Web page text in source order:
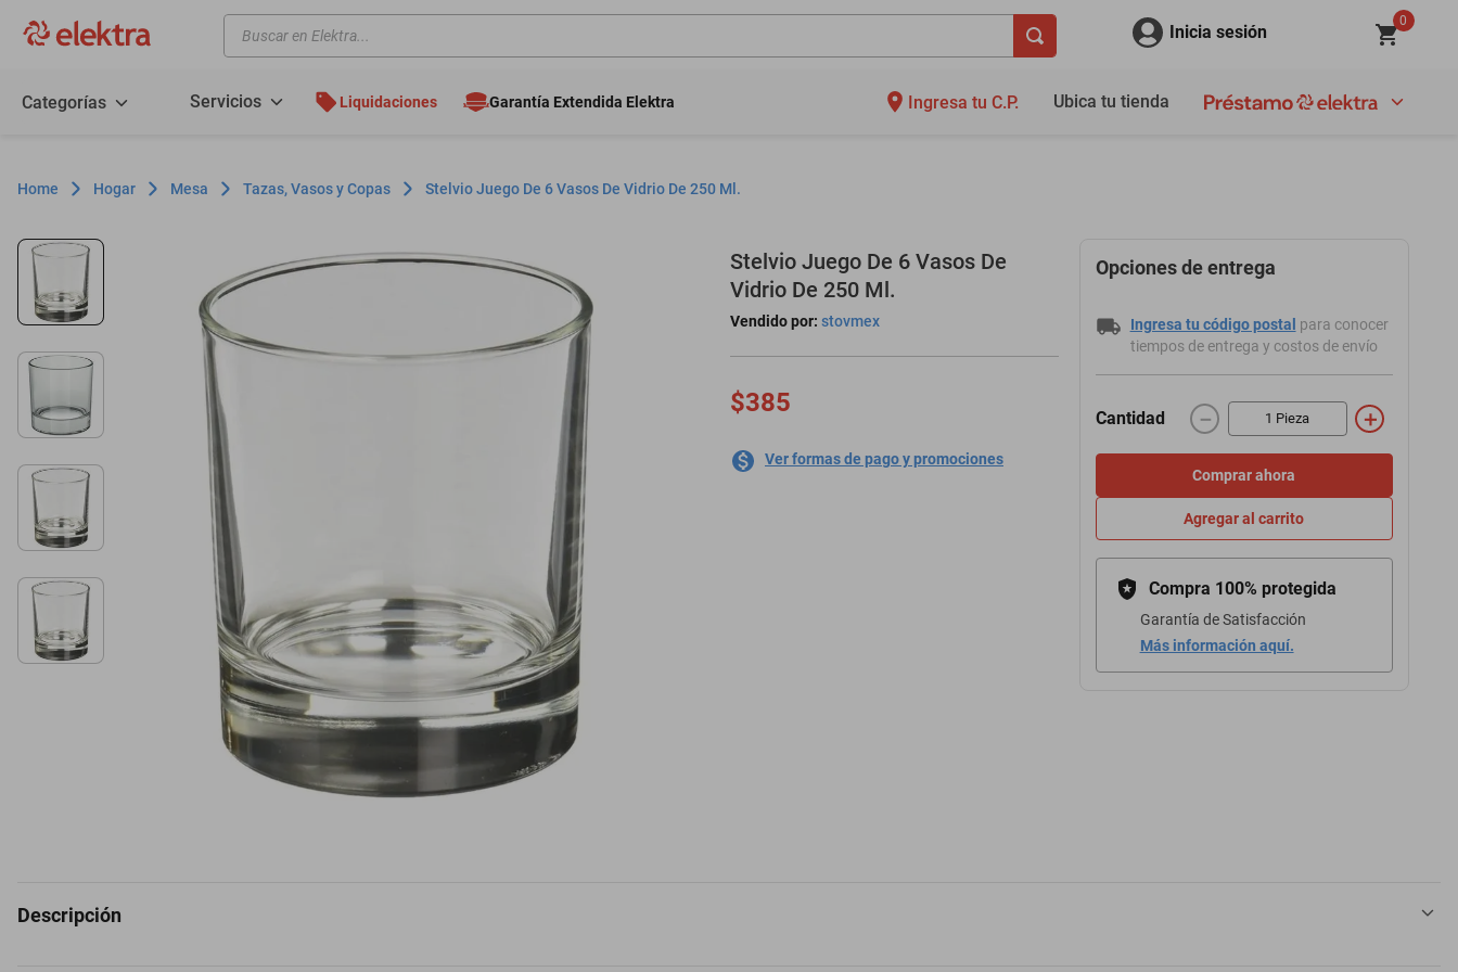
Buscar en Elektra... Inicia sesión
0
Categorías Servicios Liquidaciones Garantía Extendida Elektra Ingresa tu C.P. Ubica tu tienda
Hogar Mesa Tazas, Vasos y Copas Stelvio Juego De 6 Vasos De Vidrio De 250 Ml.
Stelvio Juego De 6 Vasos De
Vidrio De 250 Ml.
Vendido por: stovmex
$385
Ver formas de pago y promociones
Opciones de entrega
Ingresa tu código postal para conocer
tiempos de entrega y costos de envío
Cantidad ＋
－
Comprar ahora
Agregar al carrito
Compra 100% protegida
Garantía de Satisfacción
Más información aquí.
Descripción
motos
refrigeradores